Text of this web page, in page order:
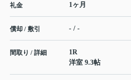
礼金 1ヶ月
償却 / 敷引 - / -
間取り / 詳細
1R
洋室 9.3帖